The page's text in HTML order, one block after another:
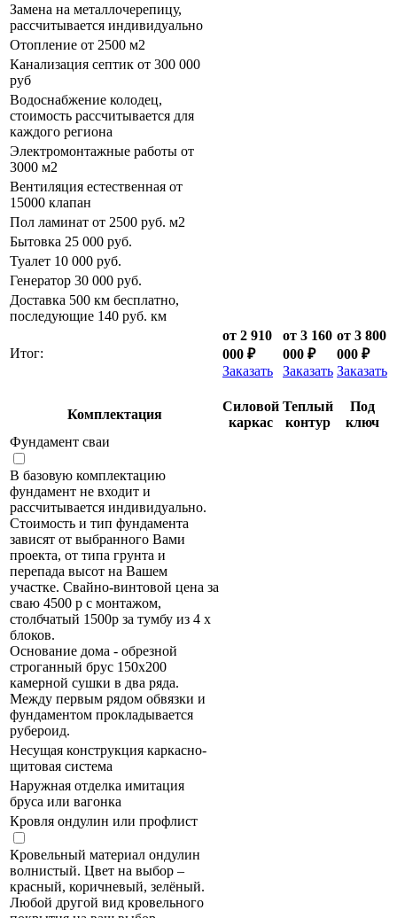
Замена на металлочерепицу,
рассчитывается индивидуально
Отопление от 2500 м2
Канализация септик от 300 000
руб
Водоснабжение колодец,
стоимость рассчитывается для
каждого региона
Электромонтажные работы от
3000 м2
Вентиляция естественная от
15000 клапан
Пол ламинат от 2500 руб. м2
Бытовка 25 000 руб.
Туалет 10 000 руб.
Генератор 30 000 руб.
Доставка 500 км бесплатно,
последующие 140 руб. км
Итог:
от 2 910
000 ₽
Заказать
от 3 160
000 ₽
Заказать
от 3 800
000 ₽
Заказать
Комплектация
Силовой
каркас
Теплый
контур
Под
ключ
Фундамент сваи
В базовую комплектацию
фундамент не входит и
рассчитывается индивидуально.
Стоимость и тип фундамента
зависят от выбранного Вами
проекта, от типа грунта и
перепада высот на Вашем
участке. Свайно-винтовой цена за
сваю 4500 р с монтажом,
столбчатый 1500р за тумбу из 4 х
блоков.
Основание дома - обрезной
строганный брус 150х200
камерной сушки в два ряда.
Между первым рядом обвязки и
фундаментом прокладывается
рубероид.
Несущая конструкция каркасно-
щитовая система
Наружная отделка имитация
бруса или вагонка
Кровля ондулин или профлист
Кровельный материал ондулин
волнистый. Цвет на выбор –
красный, коричневый, зелёный.
Любой другой вид кровельного